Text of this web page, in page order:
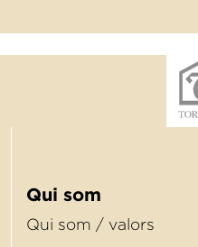
Qui som
Qui som / valors